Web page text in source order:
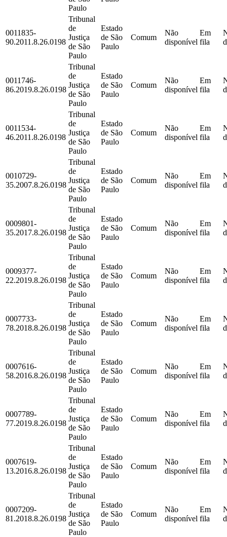
Paulo
0011835-
90.2011.8.26.0198
Tribunal
de
Justiça
de São
Paulo
Estado
de São
Paulo
Comum
Não
disponível
Em
fila
0011746-
86.2019.8.26.0198
Tribunal
de
Justiça
de São
Paulo
Estado
de São
Paulo
Comum
Não
disponível
Em
fila
0011534-
46.2011.8.26.0198
Tribunal
de
Justiça
de São
Paulo
Estado
de São
Paulo
Comum
Não
disponível
Em
fila
0010729-
35.2007.8.26.0198
Tribunal
de
Justiça
de São
Paulo
Estado
de São
Paulo
Comum
Não
disponível
Em
fila
0009801-
35.2017.8.26.0198
Tribunal
de
Justiça
de São
Paulo
Estado
de São
Paulo
Comum
Não
disponível
Em
fila
0009377-
22.2019.8.26.0198
Tribunal
de
Justiça
de São
Paulo
Estado
de São
Paulo
Comum
Não
disponível
Em
fila
0007733-
78.2018.8.26.0198
Tribunal
de
Justiça
de São
Paulo
Estado
de São
Paulo
Comum
Não
disponível
Em
fila
0007616-
58.2016.8.26.0198
Tribunal
de
Justiça
de São
Paulo
Estado
de São
Paulo
Comum
Não
disponível
Em
fila
0007789-
77.2019.8.26.0198
Tribunal
de
Justiça
de São
Paulo
Estado
de São
Paulo
Comum
Não
disponível
Em
fila
0007619-
13.2016.8.26.0198
Tribunal
de
Justiça
de São
Paulo
Estado
de São
Paulo
Comum
Não
disponível
Em
fila
0007209-
81.2018.8.26.0198
Tribunal
de
Justiça
de São
Paulo
Estado
de São
Paulo
Comum
Não
disponível
Em
fila